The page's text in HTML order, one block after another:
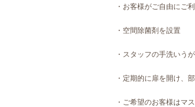
・お客様がご自由にご
・空間除菌剤を設置
・スタッフの手洗いう
・定期的に扉を開け、
・ご希望のお客様はマ